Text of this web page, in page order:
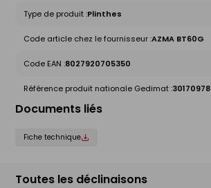
Type de produit :Plinthes
Code article chez le fournisseur :AZMA BT60G
Code EAN :8027920705350
Référence produit nationale Gedimat :30170978
Documents liés
Fiche technique
Toutes les déclinaisons